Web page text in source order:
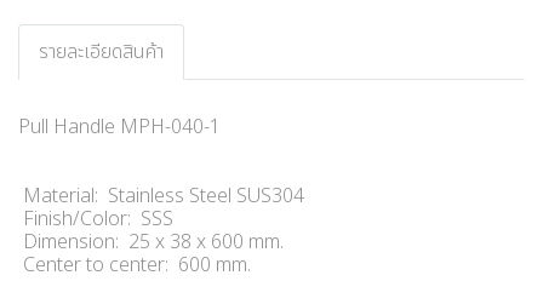
รายละเอียดสินค้า
Pull Handle MPH-040-1
Material: Stainless Steel SUS304
Finish/Color: SSS
Dimension: 25 x 38 x 600 mm.
Center to center: 600 mm.